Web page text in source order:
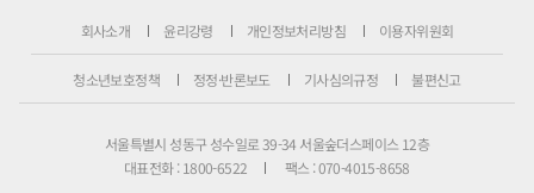
회사소개 윤리강령 개인정보처리방침 이용자위원회
청소년보호정책 정정·반론보도 기사심의규정 불편신고
서울특별시 성동구 성수일로 39-34 서울숲더스페이스 12층
대표전화 : 1800-6522
팩스 : 070-4015-8658